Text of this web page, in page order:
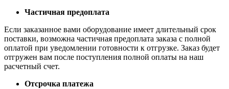
Частичная предоплата
Если заказанное вами оборудование имеет длительный срок
поставки, возможна частичная предоплата заказа с полной
оплатой при уведомлении готовности к отгрузке. Заказ будет
отгружен вам после поступления полной оплаты на наш
расчетный счет.
Отсрочка платежа